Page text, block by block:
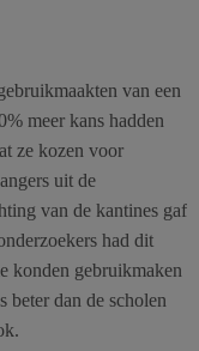
van een
meer kans hadden
ze kozen voor
uit de
van de kantines gaf
had dit
konden gebruikmaken
beter dan de scholen